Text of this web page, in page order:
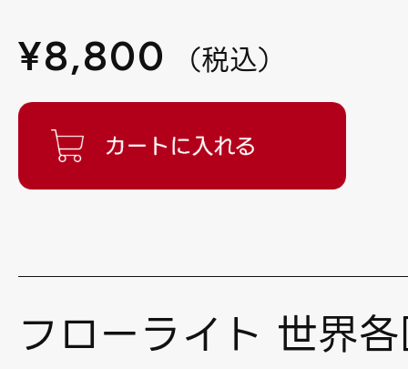
¥8,800 （税込）
フローライト 世界